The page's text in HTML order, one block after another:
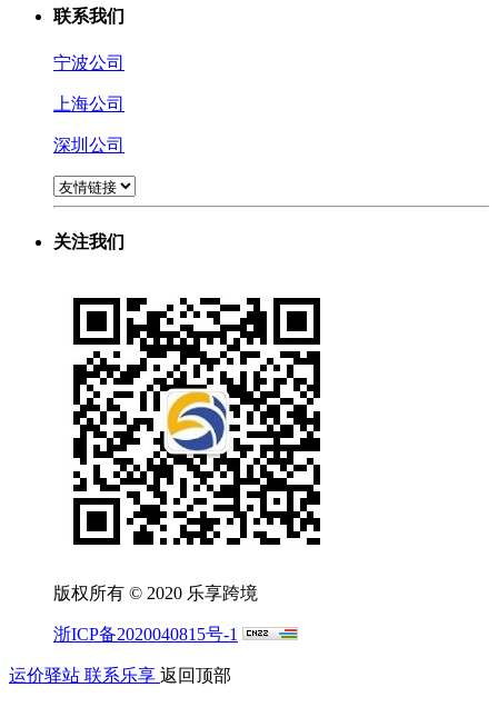
联系我们
宁波公司
上海公司
深圳公司
关注我们
版权所有 © 2020 乐享跨境
浙ICP备2020040815号-1
运价驿站 联系乐享 返回顶部